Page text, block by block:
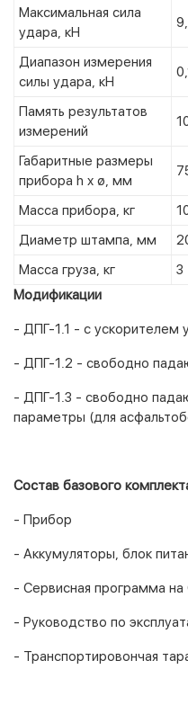
Максимальная сила
удара, кН
Диапазон измерения
силы удара, кН
Память результатов
измерений
Габаритные размеры
прибора h x ø, мм
Масса прибора, кг
Диаметр штампа, мм
Масса груза, кг
3
Модификации
- ДПГ-1.1 - с ускорителем
- ДПГ-1.2 - свободно
- ДПГ-1.3 - свободно
параметры (для
Состав базового
- Прибор
- Аккумуляторы, блок
- Сервисная программа на
- Руководство по
- Транспортировончая